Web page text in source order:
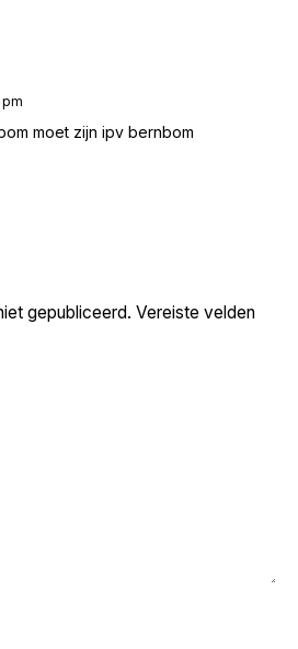
pm
moet zijn ipv bernbom
gepubliceerd. Vereiste velden